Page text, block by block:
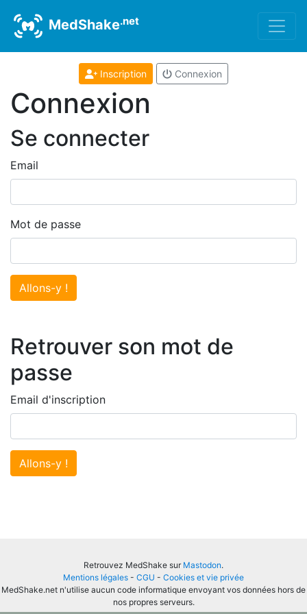
MedShake.net
Inscription Connexion
Connexion
Se connecter
Email
Mot de passe
Allons-y !
Retrouver son mot de
passe
Email d'inscription
Allons-y !
Retrouvez MedShake sur Mastodon.
Mentions légales - CGU - Cookies et vie privée
MedShake.net n'utilise aucun code informatique envoyant vos données hors de
nos propres serveurs.